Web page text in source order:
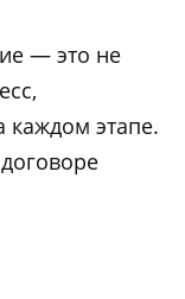
— это не
этапе.